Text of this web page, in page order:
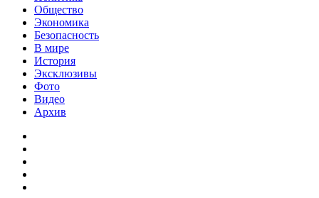
Общество
Экономика
Безопасность
В мире
История
Эксклюзивы
Фото
Видео
Архив